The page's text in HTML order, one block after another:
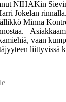
Minna
vaan
liittyvissä